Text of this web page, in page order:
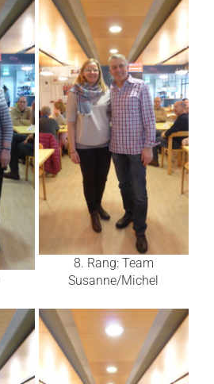
8. Rang: Team
Susanne/Michel